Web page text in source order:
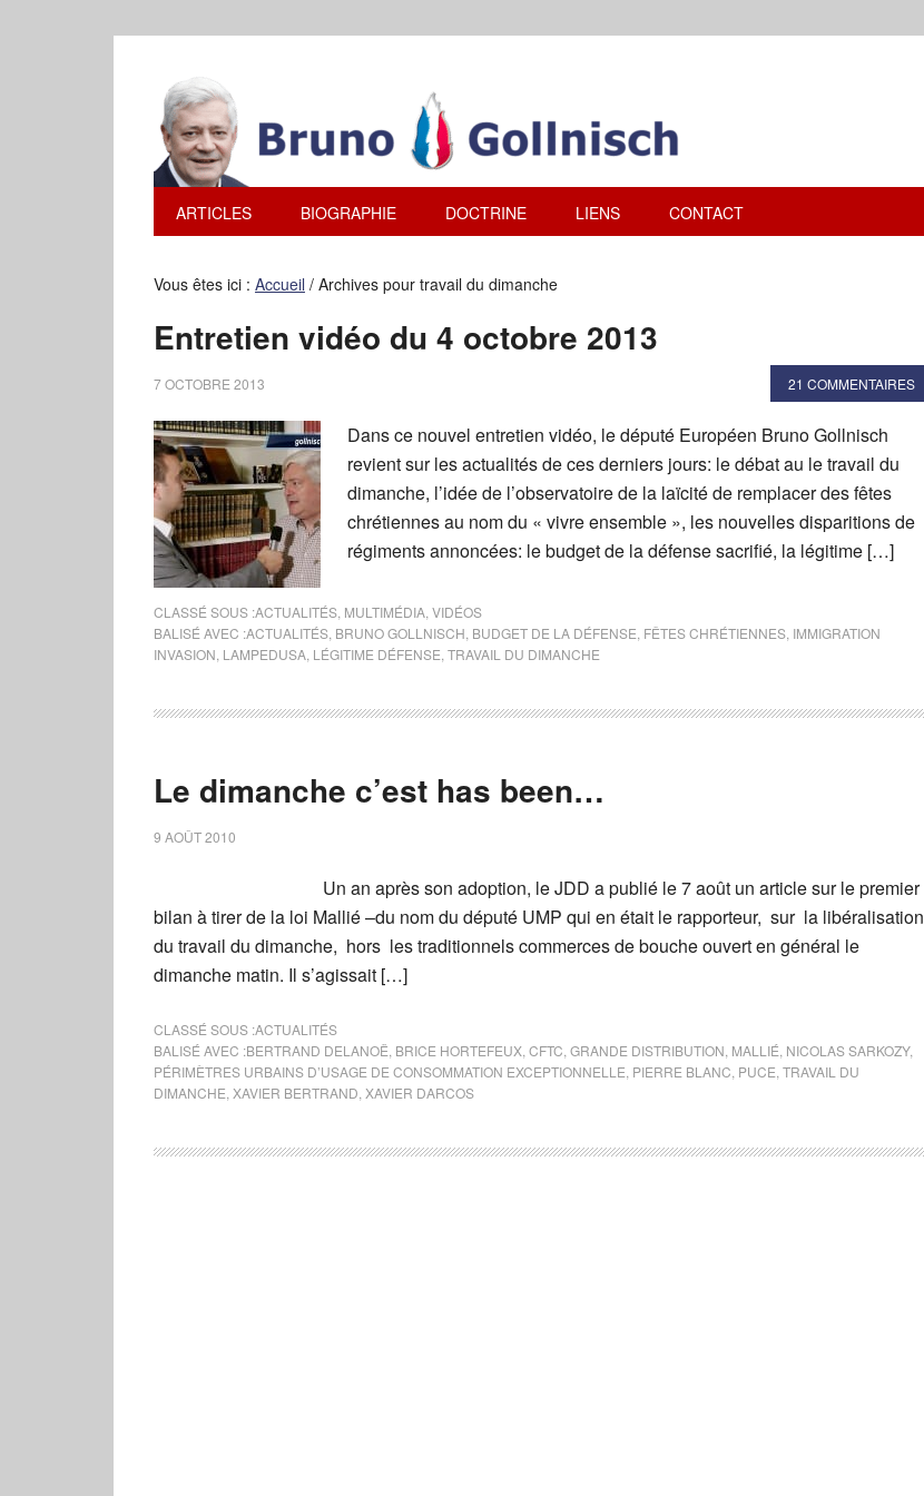
ARTICLES BIOGRAPHIE DOCTRINE LIENS CONTACT
Vous êtes ici : Accueil / Archives pour travail du dimanche
Entretien vidéo du 4 octobre 2013
7 OCTOBRE 2013 21 COMMENTAIRES
Dans ce nouvel entretien vidéo, le député Européen Bruno Gollnisch
revient sur les actualités de ces derniers jours: le débat au le travail du
dimanche, l’idée de l’observatoire de la laïcité de remplacer des fêtes
chrétiennes au nom du « vivre ensemble », les nouvelles disparitions de
régiments annoncées: le budget de la défense sacrifié, la légitime […]
CLASSÉ SOUS :ACTUALITÉS MULTIMÉDIA VIDÉOS
BALISÉ AVEC :ACTUALITÉS BRUNO GOLLNISCH BUDGET DE LA DÉFENSE FÊTES CHRÉTIENNES IMMIGRATION
INVASION LAMPEDUSA LÉGITIME DÉFENSE TRAVAIL DU DIMANCHE
Le dimanche c’est has been…
9 AOÛT 2010
Un an après son adoption, le JDD a publié le 7 août un article sur le premier
bilan à tirer de la loi Mallié –du nom du député UMP qui en était le rapporteur, sur la libéralisation
du travail du dimanche, hors les traditionnels commerces de bouche ouvert en général le
dimanche matin. Il s’agissait […]
CLASSÉ SOUS :ACTUALITÉS
BALISÉ AVEC :BERTRAND DELANOË BRICE HORTEFEUX CFTC GRANDE DISTRIBUTION MALLIÉ NICOLAS SARKOZY,
PÉRIMÈTRES URBAINS D’USAGE DE CONSOMMATION EXCEPTIONNELLE PIERRE BLANC PUCE TRAVAIL DU
DIMANCHE XAVIER BERTRAND XAVIER DARCOS